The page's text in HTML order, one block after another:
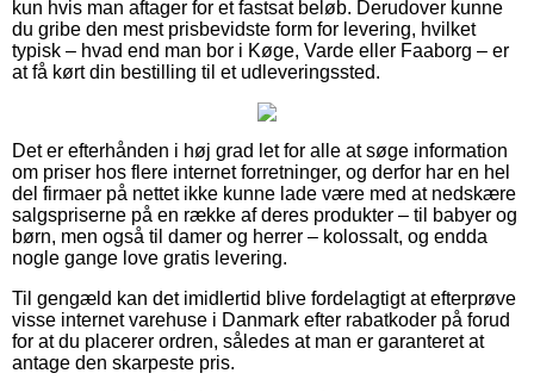
kun hvis man aftager for et fastsat beløb. Derudover kunne
du gribe den mest prisbevidste form for levering, hvilket
typisk – hvad end man bor i Køge, Varde eller Faaborg – er
at få kørt din bestilling til et udleveringssted.
Det er efterhånden i høj grad let for alle at søge information
om priser hos flere internet forretninger, og derfor har en hel
del firmaer på nettet ikke kunne lade være med at nedskære
salgspriserne på en række af deres produkter – til babyer og
børn, men også til damer og herrer – kolossalt, og endda
nogle gange love gratis levering.
Til gengæld kan det imidlertid blive fordelagtigt at efterprøve
visse internet varehuse i Danmark efter rabatkoder på forud
for at du placerer ordren, således at man er garanteret at
antage den skarpeste pris.